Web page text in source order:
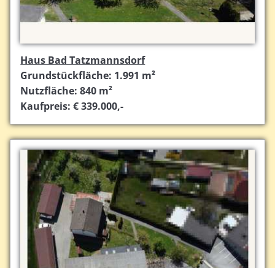
Haus Bad Tatzmannsdorf
Grundstückfläche: 1.991 m²
Nutzfläche: 840 m²
Kaufpreis: € 339.000,-